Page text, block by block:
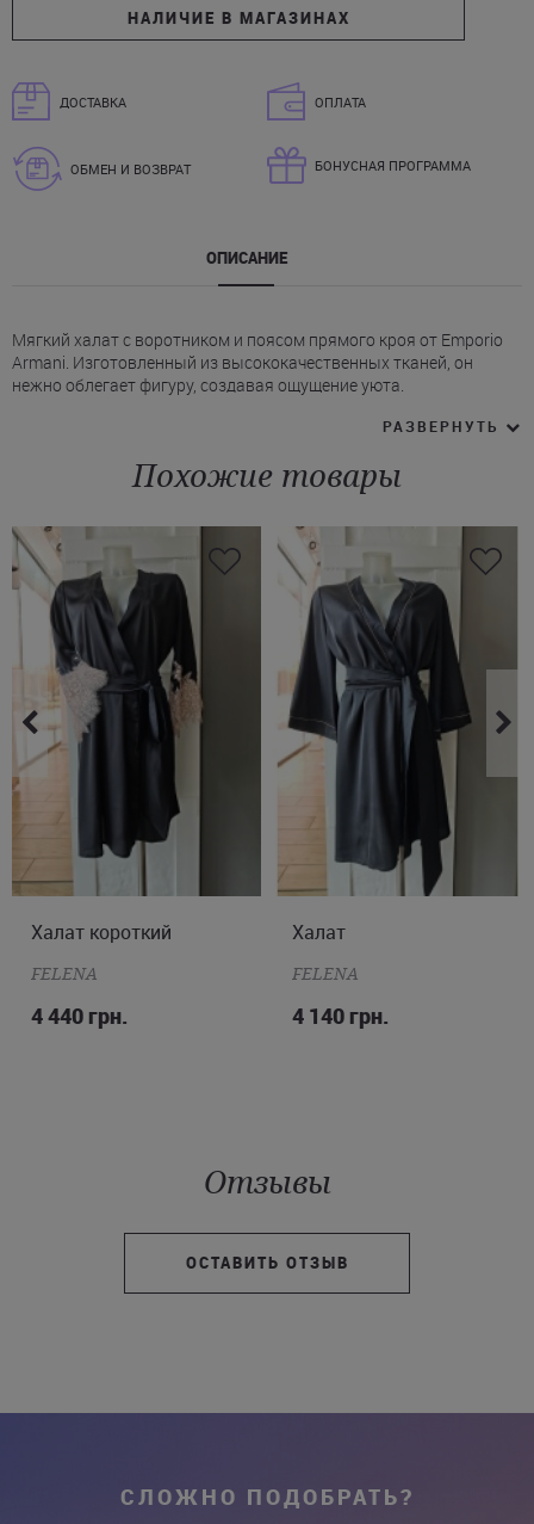
НАЛИЧИЕ В МАГАЗИНАХ
ДОСТАВКА ОПЛАТА
ОБМЕН И ВОЗВРАТ БОНУСНАЯ ПРОГРАММА
ОПИСАНИЕ
Мягкий халат с воротником и поясом прямого кроя от Emporio
Armani. Изготовленный из высококачественных тканей, он
нежно облегает фигуру, создавая ощущение уюта.
удобный пояс позволяет регулировать модель в обхвате,
* Модель на запах.
* Рукава длинные.
* Пояс декорирован на концах кисточками.
Такой халат станет незаменимым элементом домашнего
гардероба, он идеально подходит для утренних рутин или
вечернего расслабления. Не упустите возможность купить
ягодный махровый халат Emporio Armani! Менеджеры нашего
Интернет-магазина помогут Вам оформить доставку в любой
населенный пункт Украины.
РАЗВЕРНУТЬ
Похожие товары
L
Халат короткий
FELENA
4 440 грн.
Халат
FELENA
4 140 грн.
Отзывы
ОСТАВИТЬ ОТЗЫВ
СЛОЖНО ПОДОБРАТЬ?